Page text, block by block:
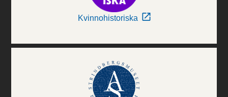
Kvinnohistoriska